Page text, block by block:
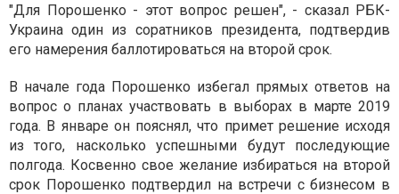
"Для Порошенко - этот вопрос решен", - сказал РБК-
Украина один из соратников президента, подтвердив
его намерения баллотироваться на второй срок.
В начале года Порошенко избегал прямых ответов на
вопрос о планах участвовать в выборах в марте 2019
года. В январе он пояснял, что примет решение исходя
из того, насколько успешными будут последующие
полгода. Косвенно свое желание избираться на второй
срок Порошенко подтвердил на встречи с бизнесом в